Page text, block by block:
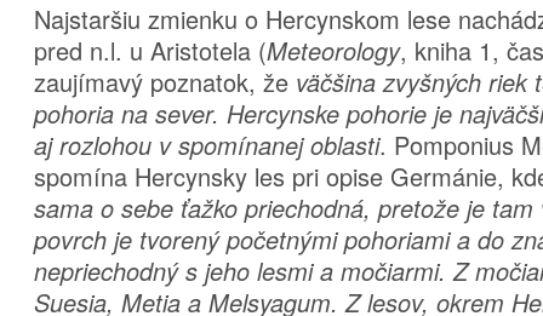
Najstaršiu zmienku o Hercynskom lese
pred n.l. u Aristotela (Meteorology, kniha 1,
zaujímavý poznatok, že väčšina zvyšných riek
pohoria na sever. Hercynske pohorie je
aj rozlohou v spomínanej oblasti. Pomponius
spomína Hercynsky les pri opise Germánie,
sama o sebe ťažko priechodná, pretože je tam
povrch je tvorený početnými pohoriami a do
nepriechodný s jeho lesmi a močiarmi. Z
Suesia, Metia a Melsyagum. Z lesov, okrem